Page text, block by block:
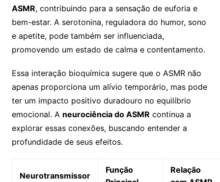
ASMR, contribuindo para a sensação de euforia e
bem-estar. A serotonina, reguladora do humor, sono
e apetite, pode também ser influenciada,
promovendo um estado de calma e contentamento.
Essa interação bioquímica sugere que o ASMR não
apenas proporciona um alívio temporário, mas pode
ter um impacto positivo duradouro no equilíbrio
emocional. A neurociência do ASMR continua a
explorar essas conexões, buscando entender a
profundidade de seus efeitos.
Neurotransmissor
Função
Relação